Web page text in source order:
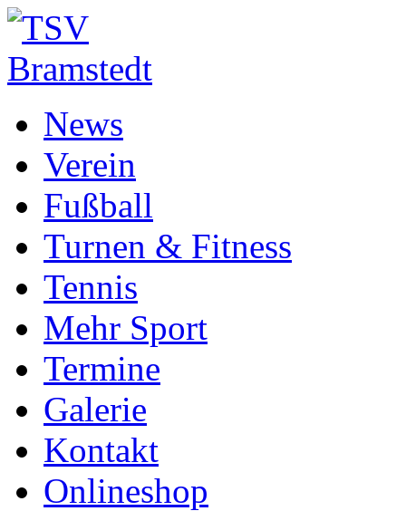
News
Verein
Fußball
Turnen & Fitness
Tennis
Mehr Sport
Termine
Galerie
Kontakt
Onlineshop